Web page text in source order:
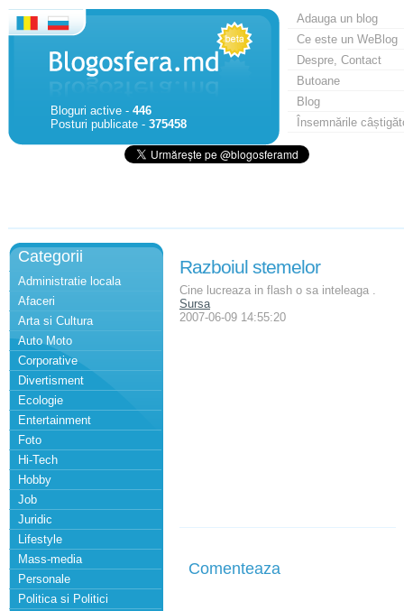
Bloguri active - 446
Posturi publicate - 375458
Adauga un blog
Ce este un WeBlog
Despre, Contact
Butoane
Blog
Însemnările
Categorii
Administratie locala
Afaceri
Arta si Cultura
Auto Moto
Corporative
Divertisment
Ecologie
Entertainment
Foto
Hi-Tech
Hobby
Job
Juridic
Lifestyle
Mass-media
Personale
Politica si Politici
Razboiul stemelor
Cine lucreaza in flash o sa inteleaga .
Sursa
2007-06-09 14:55:20
Comenteaza